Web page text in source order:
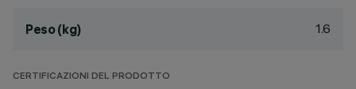
Peso (kg) 1.6
CERTIFICAZIONI DEL PRODOTTO